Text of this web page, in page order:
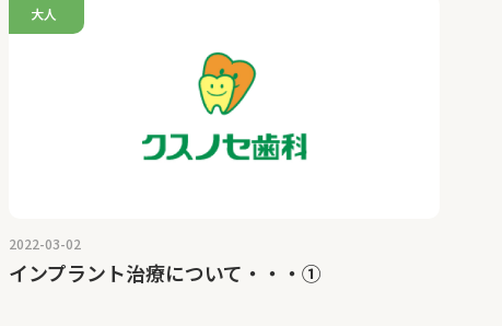
大人
2022-03-02
インプラント治療について・・・①